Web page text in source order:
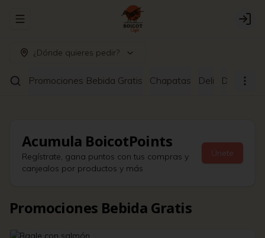
Abrir menu de navegación Login
¿Dónde quieres pedir?
Promociones Bebida Gratis Chapatas Deli
Acumula BoicotPoints
Regístrate, gana puntos con tus compras y
canjealos por productos y más
Únete
Promociones Bebida Gratis